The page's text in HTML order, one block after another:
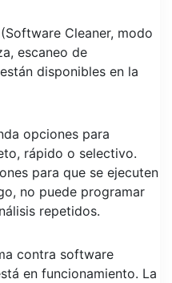
Cleaner, modo
escaneo de
disponibles en la
opciones para
rápido o selectivo.
para que se ejecuten
no puede programar
repetidos.
contra software
en funcionamiento. La